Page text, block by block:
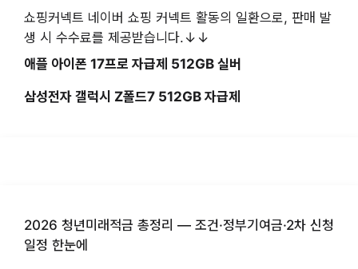
쇼핑커넥트 네이버 쇼핑 커넥트 활동의 일환으로, 판매 발
생 시 수수료를 제공받습니다.↓↓
애플 아이폰 17프로 자급제 512GB 실버
삼성전자 갤럭시 Z폴드7 512GB 자급제
2026 청년미래적금 총정리 — 조건·정부기여금·2차 신청
일정 한눈에